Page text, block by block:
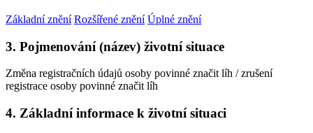
Základní znění Rozšířené znění Úplné znění
3. Pojmenování (název) životní situace
Změna registračních údajů osoby povinné značit líh / zrušení
registrace osoby povinné značit líh
4. Základní informace k životní situaci